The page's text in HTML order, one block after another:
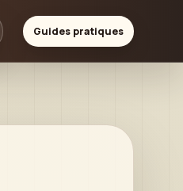
Guides pratiques